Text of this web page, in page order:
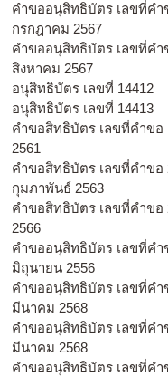
คำขออนุสิทธิบัตร เลขที่คำ
กรกฎาคม 2567
คำขออนุสิทธิบัตร เลขที่คำ
สิงหาคม 2567
อนุสิทธิบัตร เลขที่ 14412
อนุสิทธิบัตร เลขที่ 14413
คำขอสิทธิบัตร เลขที่คำขอ
2561
คำขอสิทธิบัตร เลขที่คำขอ
กุมภาพันธ์ 2563
คำขอสิทธิบัตร เลขที่คำขอ
2566
คำขออนุสิทธิบัตร เลขที่คำ
มิถุนายน 2556
คำขออนุสิทธิบัตร เลขที่คำ
มีนาคม 2568
คำขออนุสิทธิบัตร เลขที่คำ
มีนาคม 2568
คำขออนุสิทธิบัตร เลขที่คำ